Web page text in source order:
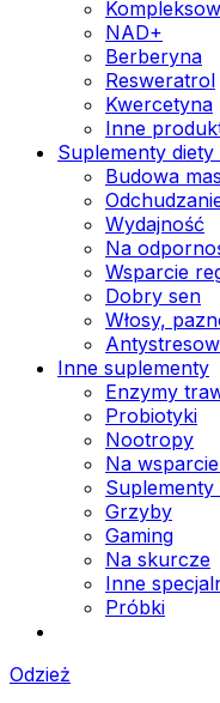
NAD+
Berberyna
Resweratrol
Kwercetyna
Inne
Suplementy
Budowa
Wydajność
Na
Wsparcie
Dobry sen
Włosy,
Inne suplementy
Enzymy
Probiotyki
Nootropy
Na
Suplementy
Grzyby
Gaming
Na skurcze
Inne
Próbki
Odzież